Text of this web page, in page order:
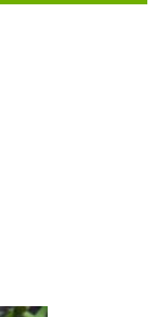
и рассада.